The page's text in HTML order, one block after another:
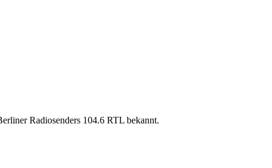
Radiosenders 104.6 RTL bekannt.